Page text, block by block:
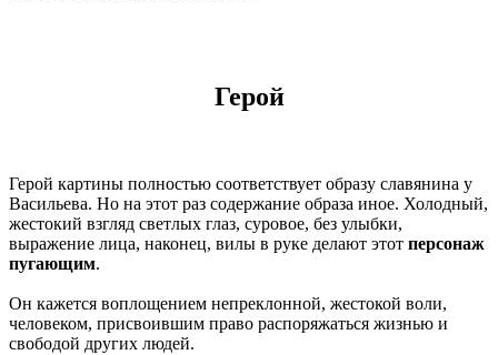
Герой
Герой картины полностью соответствует образу славянина у
Васильева. Но на этот раз содержание образа иное. Холодный,
жестокий взгляд светлых глаз, суровое, без улыбки,
выражение лица, наконец, вилы в руке делают этот персонаж
пугающим.
Он кажется воплощением непреклонной, жестокой воли,
человеком, присвоившим право распоряжаться жизнью и
свободой других людей.